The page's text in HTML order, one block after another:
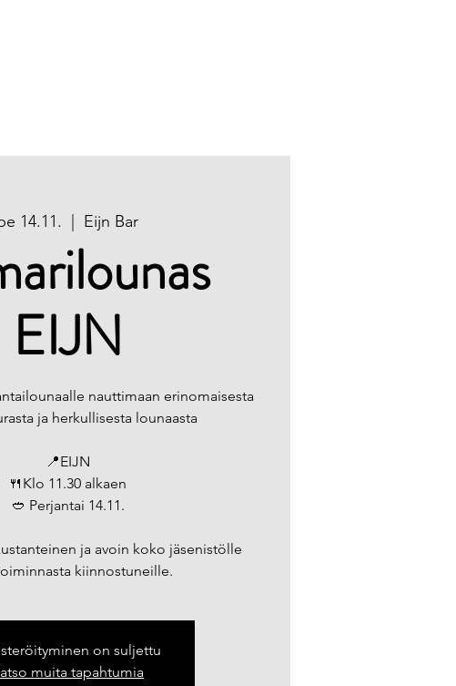
14.11. Eijn Bar
EIJN
nauttimaan erinomaisesta
ja herkullisesta lounaasta
📍EIJN
🍴Klo 11.30 alkaen
🥙 Perjantai 14.11.
ja avoin koko jäsenistölle
kiinnostuneille.
on suljettu
muita tapahtumia